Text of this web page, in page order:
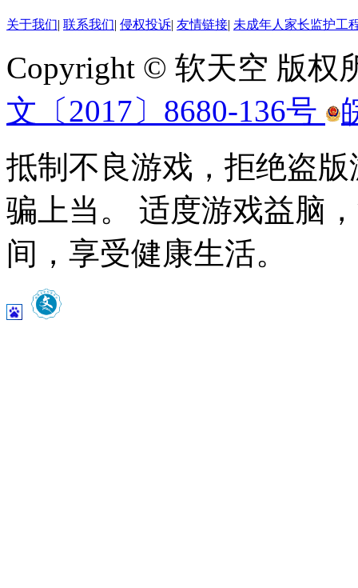
关于我们| 联系我们| 侵权投诉| 友情链接| 未成年人家长监护工
Copyright © 软天空 版权
文〔2017〕8680-136号
抵制不良游戏，拒绝盗
骗上当。 适度游戏益脑
间，享受健康生活。